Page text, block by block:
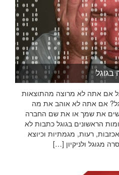
אתה לא מרוצה מהתוצאות
אם אתה לא אוהב את מה
את שמך או את שם החברה
הראשונים בגוגל כתבות לא
רעות, מגמתיות וכיוצא
ולניקיון […]